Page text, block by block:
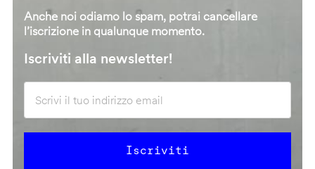
Anche noi odiamo lo spam, potrai cancellare
l’iscrizione in qualunque momento.
Iscriviti alla newsletter!